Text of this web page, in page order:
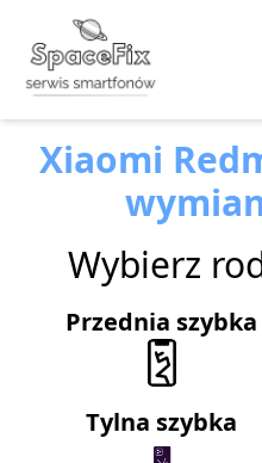
Xiaomi
Wybierz
Przednia szybka
Tylna szybka